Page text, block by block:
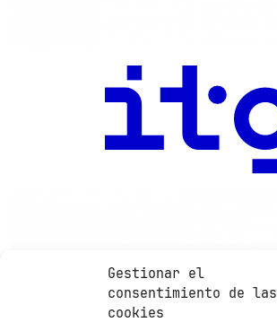
Gestionar el
consentimiento de las
cookies